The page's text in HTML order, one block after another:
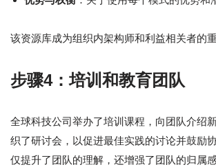
该资源库成为组织内架构师和利益相关者的
步骤4：培训和教育团队
全球科技公司举办了培训课程，向团队介绍
织了研讨会，以促进最佳实践的讨论并鼓励
仅提升了团队的理解，还增强了团队的归属感